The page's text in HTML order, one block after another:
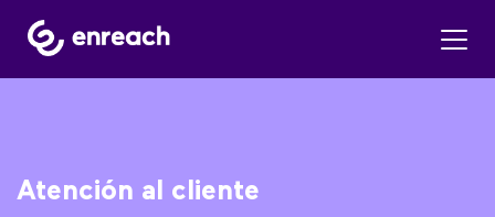
Atención al cliente